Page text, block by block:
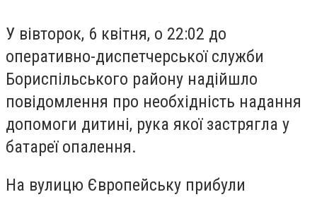
У вівторок, 6 квітня, о 22:02 до
оперативно-диспетчерської служби
Бориспільського району надійшло
повідомлення про необхідність надання
допомоги дитині, рука якої застрягла у
батареї опалення.
На вулицю Європейську прибули